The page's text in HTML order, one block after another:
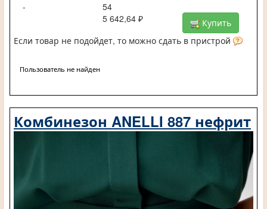
-
54
5 642,64 ₽
Купить
Если товар не подойдет, то можно сдать в пристрой
Пользователь не найден
Комбинезон ANELLI 887 нефрит